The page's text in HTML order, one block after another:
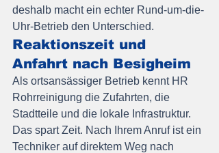
deshalb macht ein echter Rund-um-die-
Uhr-Betrieb den Unterschied.
Reaktionszeit und
Anfahrt nach Besigheim
Als ortsansässiger Betrieb kennt HR
Rohrreinigung die Zufahrten, die
Stadtteile und die lokale Infrastruktur.
Das spart Zeit. Nach Ihrem Anruf ist ein
Techniker auf direktem Weg nach